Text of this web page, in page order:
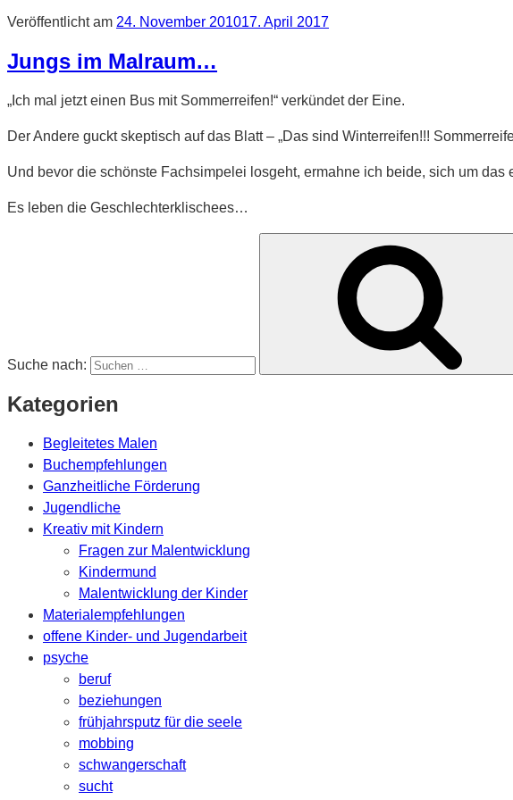
Veröffentlicht am 24. November 201017. April 2017
Jungs im Malraum…
„Ich mal jetzt einen Bus mit Sommerreifen!“ verkündet der Eine.
Der Andere guckt skeptisch auf das Blatt – „Das sind Winterreifen!!!
Und bevor die schönste Fachsimpelei losgeht, ermahne ich beide, sich um
Es leben die Geschlechterklischees…
Suche nach:
Kategorien
Begleitetes Malen
Buchempfehlungen
Ganzheitliche Förderung
Jugendliche
Kreativ mit Kindern
Fragen zur Malentwicklung
Kindermund
Malentwicklung der Kinder
Materialempfehlungen
offene Kinder- und Jugendarbeit
psyche
beruf
beziehungen
frühjahrsputz für die seele
mobbing
schwangerschaft
sucht